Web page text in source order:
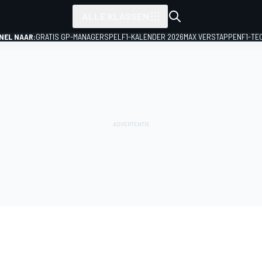
NAAR:GRATIS GP-MANAGERSPEL F1-KALENDER 2026MAX VERSTAPPENF1-